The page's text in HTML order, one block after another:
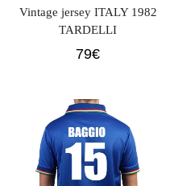
Vintage jersey ITALY 1982
TARDELLI
79€